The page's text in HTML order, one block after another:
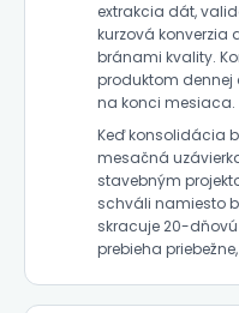
extrakcia dát,
kurzová konverzia
bránami kvality.
produktom dennej
na konci mesiaca.
Keď konsolidácia
mesačná
stavebným
schváli namiesto
skracuje 20-
prebieha